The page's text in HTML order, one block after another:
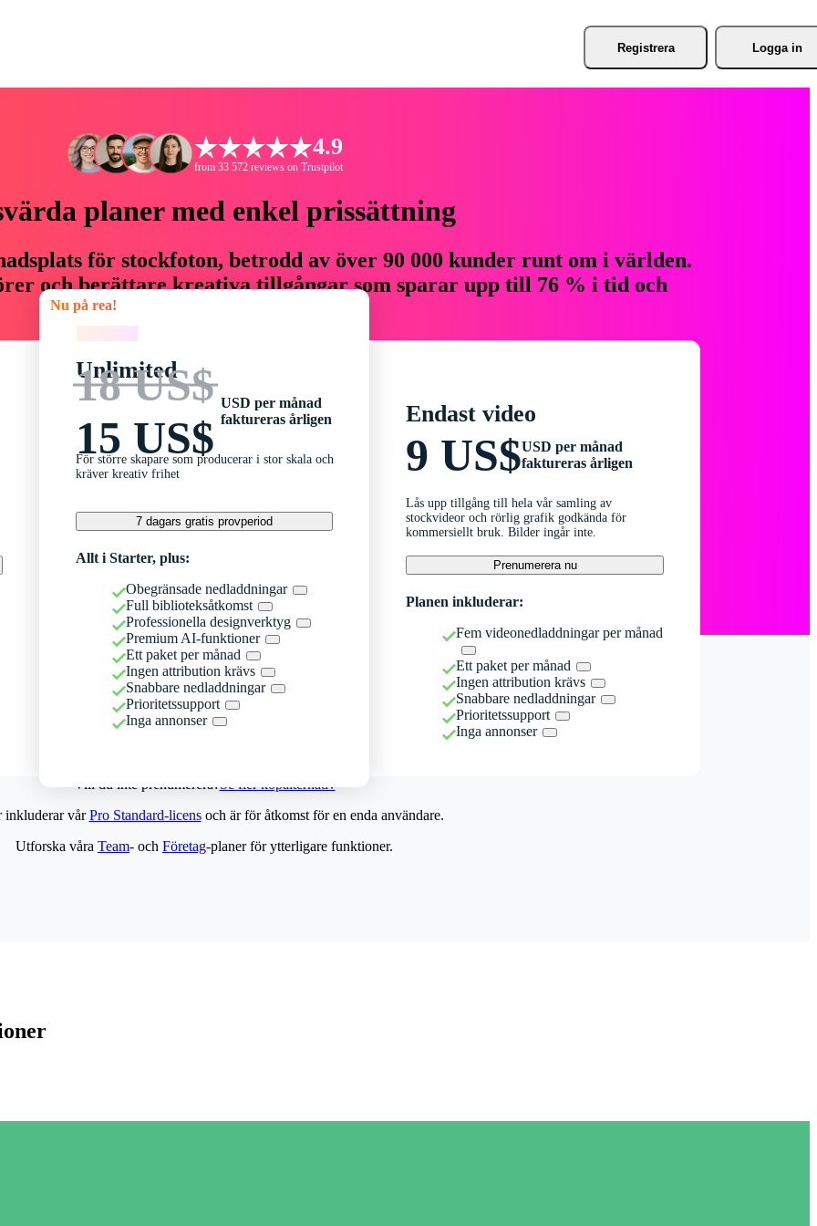
Registrera Logga in
4.9
from 33 572 reviews on Trustpilot
planer med enkel prissättning
för stockfoton, betrodd av över 90 000 kunder runt om i världen.
och berättare kreativa tillgångar som sparar upp till 76 % i tid och
Nu på rea!
Unlimited
18 US$
15 US$
USD per månad
faktureras årligen
För större skapare som producerar i stor skala och
kräver kreativ frihet
7 dagars gratis provperiod
Allt i Starter, plus:
Obegränsade nedladdningar
Full biblioteksåtkomst
Professionella designverktyg
Premium AI-funktioner
Ett paket per månad
Ingen attribution krävs
Snabbare nedladdningar
Prioritetssupport
Inga annonser
Endast video
9 US$USD per månad
faktureras årligen
Lås upp tillgång till hela vår samling av
stockvideor och rörlig grafik godkända för
kommersiellt bruk. Bilder ingår inte.
Prenumerera nu
Planen inkluderar:
Fem videonedladdningar per månad
Ett paket per månad
Ingen attribution krävs
Snabbare nedladdningar
Prioritetssupport
Inga annonser
Vill du inte prenumerera?Se fler köpalternativ
inkluderar vårPro Standard-licensoch är för åtkomst för en enda användare.
Utforska våra Team- och Företag-planer för ytterligare funktioner.